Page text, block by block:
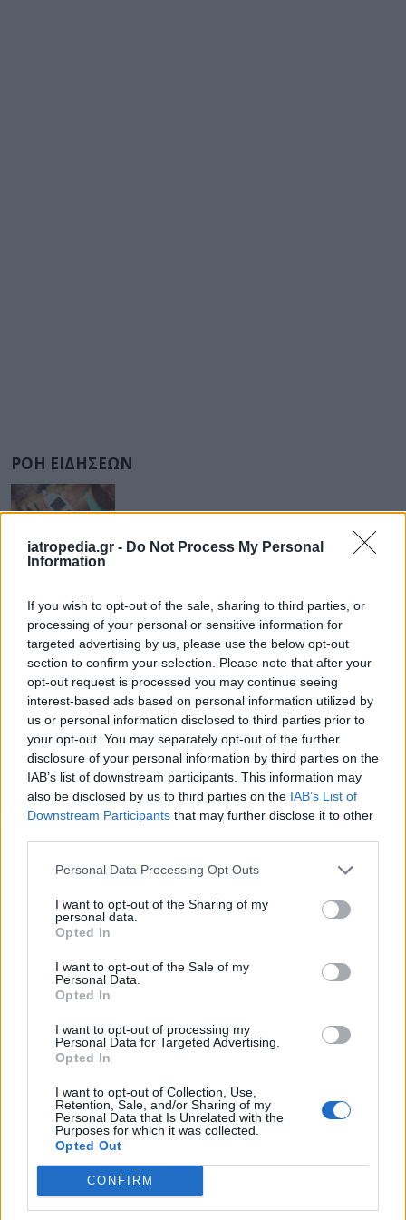
iatropedia.gr - Do Not Process My Personal
Information
If you wish to opt-out of the sale, sharing to third parties, or
processing of your personal or sensitive information for
targeted advertising by us, please use the below opt-out
section to confirm your selection. Please note that after your
opt-out request is processed you may continue seeing
interest-based ads based on personal information utilized by
us or personal information disclosed to third parties prior to
your opt-out. You may separately opt-out of the further
disclosure of your personal information by third parties on the
IAB’s list of downstream participants. This information may
also be disclosed by us to third parties on the IAB’s List of
Downstream Participants that may further disclose it to other
Personal Data Processing Opt Outs
I want to opt-out of the Sharing of my
personal data.
Opted In
I want to opt-out of the Sale of my
Personal Data.
Opted In
I want to opt-out of processing my
Personal Data for Targeted Advertising.
Opted In
I want to opt-out of Collection, Use,
Retention, Sale, and/or Sharing of my
Personal Data that Is Unrelated with the
Purposes for which it was collected.
Opted Out
CONFIRM
ΡΟΗ ΕΙΔΗΣΕΩΝ
ΥΓΕΙΑ 07 Αυγούστου 2026 20:01
για διαβήτη και παχυσαρκία
ΕΙΔΗΣΕΙΣ 07 Αυγούστου 2026 19:33
ΙΣΑ: «Καμπανάκι» για τον ιό του Δυτικού Νείλου στην
Αττική – Τι ζητά από τις Αρχές
ΔΙΑΤΡΟΦΗ 07 Αυγούστου 2026 19:06
Κεχρί: Πώς μια ενισχυμένη ποικιλία μπορεί να